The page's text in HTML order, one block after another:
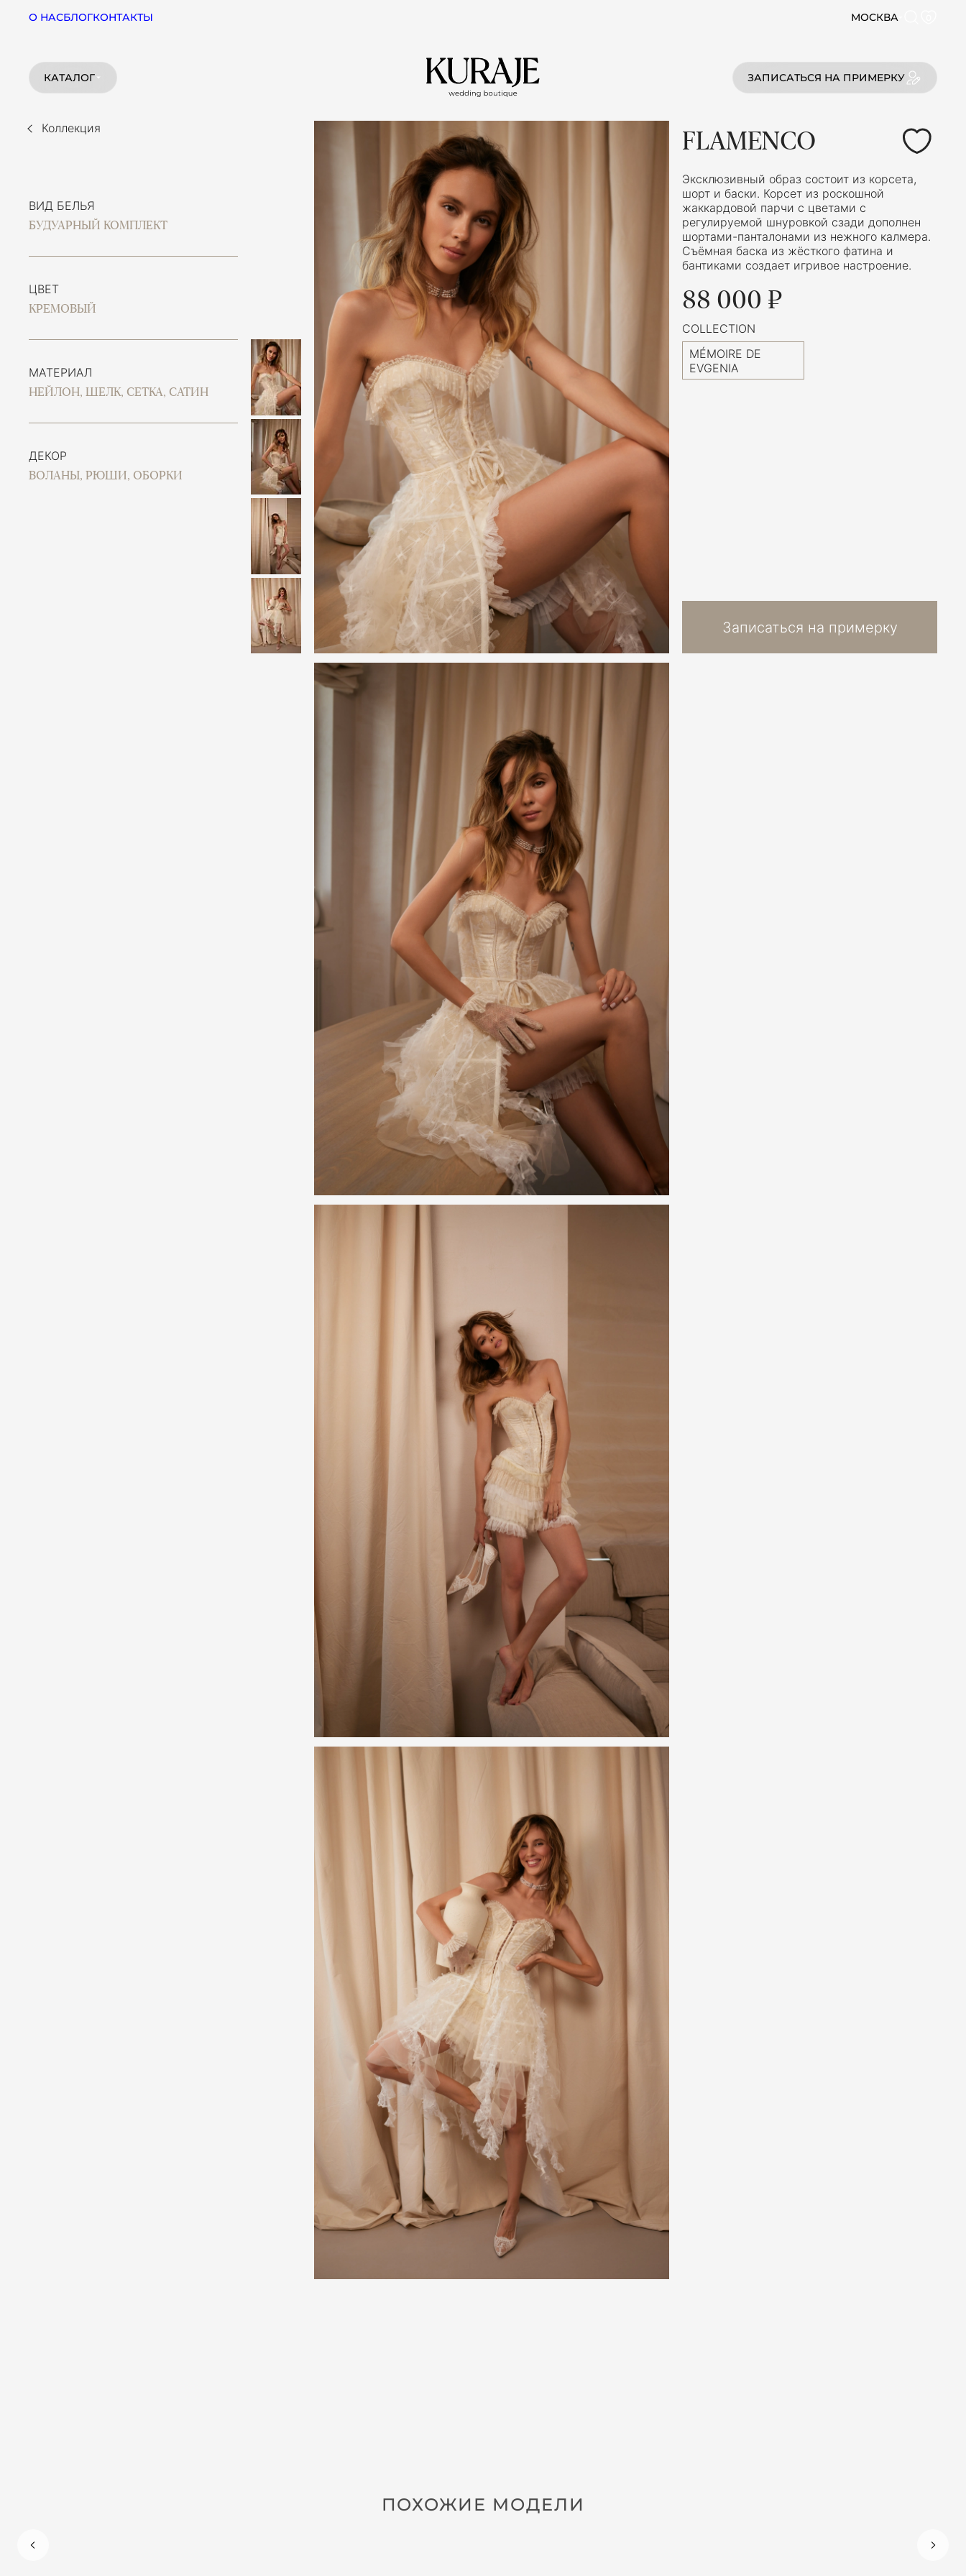
О НАСБЛОГКОНТАКТЫ МОСКВА
КАТАЛОГ ЗАПИСАТЬСЯ НА ПРИМЕРКУ
Коллекция
ВИД БЕЛЬЯ
БУДУАРНЫЙ КОМПЛЕКТ
ЦВЕТ
КРЕМОВЫЙ
МАТЕРИАЛ
НЕЙЛОН, ШЕЛК, СЕТКА, САТИН
ДЕКОР
ВОЛАНЫ, РЮШИ, ОБОРКИ
FLAMENCO
Эксклюзивный образ состоит из корсета,
шорт и баски. Корсет из роскошной
жаккардовой парчи с цветами с
регулируемой шнуровкой сзади дополнен
шортами-панталонами из нежного калмера.
Съёмная баска из жёсткого фатина и
бантиками создает игривое настроение.
88 000 ₽
COLLECTION
MÉMOIRE DE
EVGENIA
Записаться на примерку
ПОХОЖИЕ МОДЕЛИ